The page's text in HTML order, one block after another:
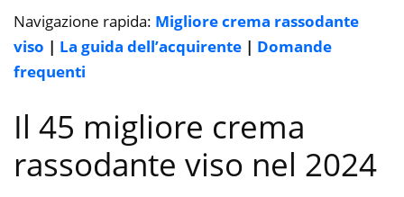
Navigazione rapida: Migliore crema rassodante
viso | La guida dell’acquirente | Domande
frequenti
Il 45 migliore crema
rassodante viso nel 2024